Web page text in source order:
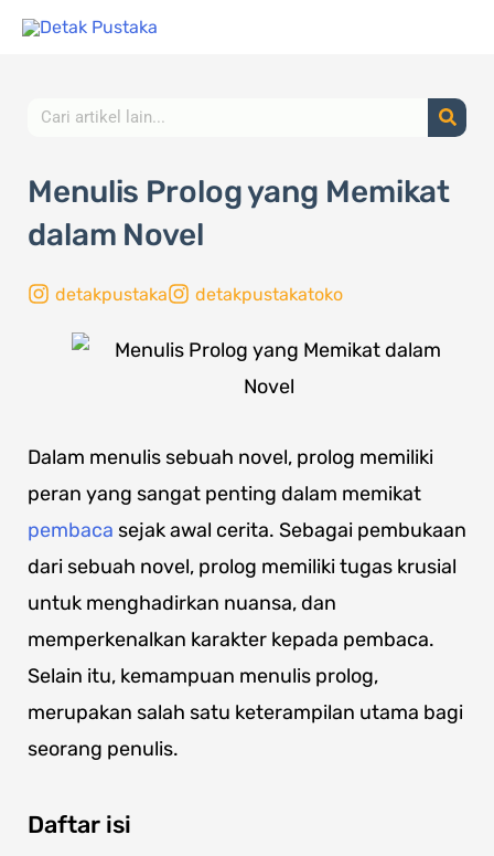
Lewati
Search
Menulis Prolog yang Memikat
dalam Novel
detakpustaka detakpustakatoko
Dalam menulis sebuah novel, prolog memiliki
peran yang sangat penting dalam memikat
pembaca sejak awal cerita. Sebagai pembukaan
dari sebuah novel, prolog memiliki tugas krusial
untuk menghadirkan nuansa, dan
memperkenalkan karakter kepada pembaca.
Selain itu, kemampuan menulis prolog,
merupakan salah satu keterampilan utama bagi
seorang penulis.
Daftar isi